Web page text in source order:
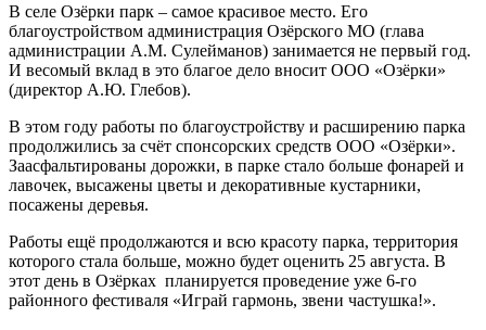
В селе Озёрки парк – самое красивое место. Его
благоустройством администрация Озёрского МО (глава
администрации А.М. Сулейманов) занимается не первый год.
И весомый вклад в это благое дело вносит ООО «Озёрки»
(директор А.Ю. Глебов).
В этом году работы по благоустройству и расширению парка
продолжились за счёт спонсорских средств ООО «Озёрки».
Заасфальтированы дорожки, в парке стало больше фонарей и
лавочек, высажены цветы и декоративные кустарники,
посажены деревья.
Работы ещё продолжаются и всю красоту парка, территория
которого стала больше, можно будет оценить 25 августа. В
этот день в Озёрках планируется проведение уже 6-го
районного фестиваля «Играй гармонь, звени частушка!».